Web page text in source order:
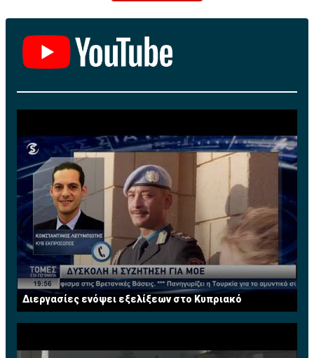
Διεργασίες ενόψει εξελίξεων στο Κυπριακό